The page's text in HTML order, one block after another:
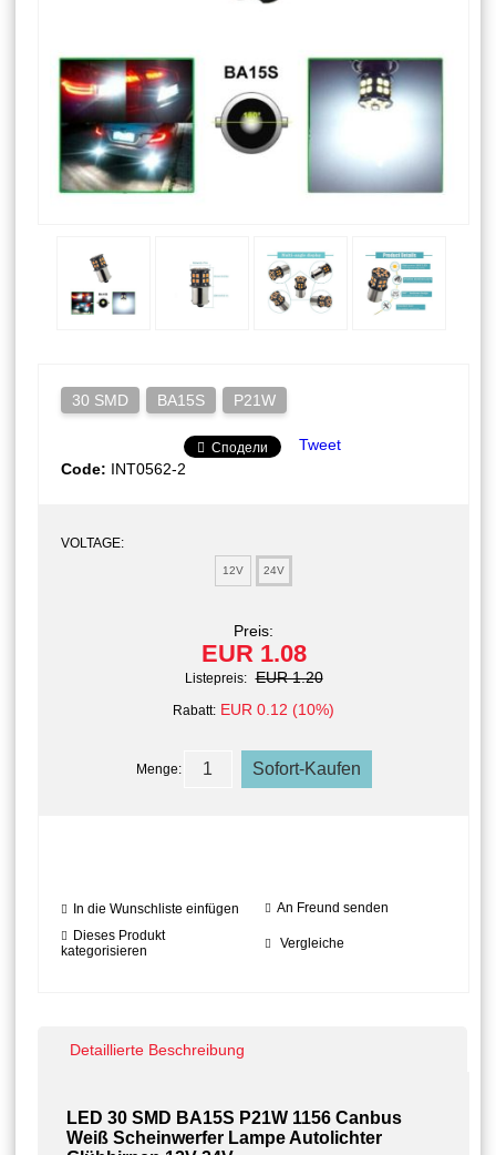
30 SMD BA15S P21W
Сподели
Tweet
Code: INT0562-2
VOLTAGE:
12V 24V
Preis:
EUR 1.08
Listepreis: EUR 1.20
Rabatt: EUR 0.12 (10%)
Menge:
In die Wunschliste einfügen
An Freund senden
Dieses Produkt
kategorisieren
Vergleiche
Detaillierte Beschreibung
LED 30 SMD BA15S P21W 1156 Canbus
Weiß Scheinwerfer Lampe Autolichter